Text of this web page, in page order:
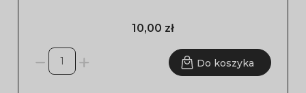
10,00 zł
Do koszyka